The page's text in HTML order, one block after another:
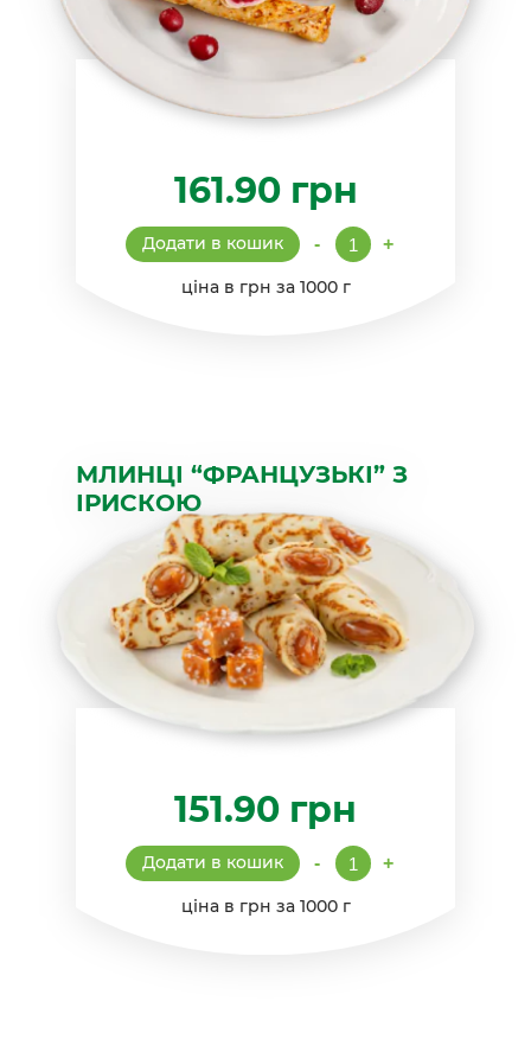
161.90грн
- Млинці
"Французькі"
вишнями
+
Додати в кошик
ціна в грн за 1000 г
МЛИНЦІ “ФРАНЦУЗЬКІ” З
ІРИСКОЮ
151.90 грн
- Млинці
"Французькі"
ірискою
+
Додати в кошик
ціна в грн за 1000 г